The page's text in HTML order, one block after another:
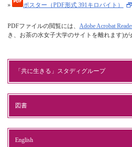
» ポスター（PDF形式 391キロバイト）
PDFファイルの閲覧には、 Adobe Acrobat
き、お茶の水女子大学のサイトを離れます)が
「共に生きる」スタディグループ
図書
English